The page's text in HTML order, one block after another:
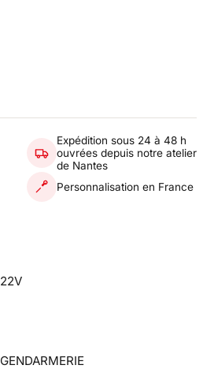
Expédition sous 24 à 48 h
ouvrées depuis notre atelier
de Nantes
Personnalisation en France
22V
GENDARMERIE